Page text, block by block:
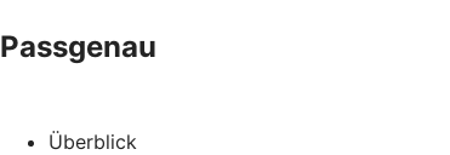
Passgenau
Überblick